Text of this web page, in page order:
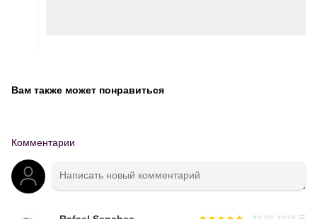
Вам также может понравиться
Комментарии